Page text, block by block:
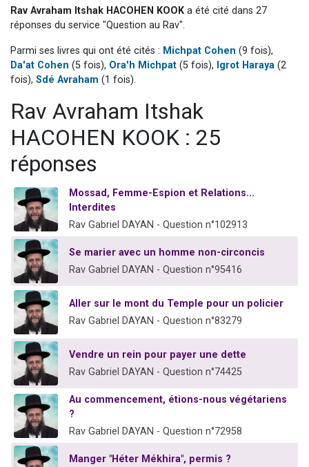
Ariel vient de donner son Maasser
Il reste 49 places pour étudier en groupe sur Zoom
Rav Avraham Itshak HACOHEN KOOK a été cité dans 27
réponses du service "Question au Rav".
Parmi ses livres qui ont été cités : Michpat Cohen (9 fois),
Da'at Cohen (5 fois), Ora'h Michpat (5 fois), Igrot Haraya (2
fois), Sdé Avraham (1 fois).
Rav Avraham Itshak
HACOHEN KOOK : 25
réponses
Mossad, Femme-Espion et Relations...
Interdites
Rav Gabriel DAYAN - Question n°102913
Se marier avec un homme non-circoncis
Rav Gabriel DAYAN - Question n°95416
Aller sur le mont du Temple pour un policier
Rav Gabriel DAYAN - Question n°83279
Vendre un rein pour payer une dette
Rav Gabriel DAYAN - Question n°74425
Au commencement, étions-nous végétariens
?
Rav Gabriel DAYAN - Question n°72958
Manger "Héter Mékhira", permis ?